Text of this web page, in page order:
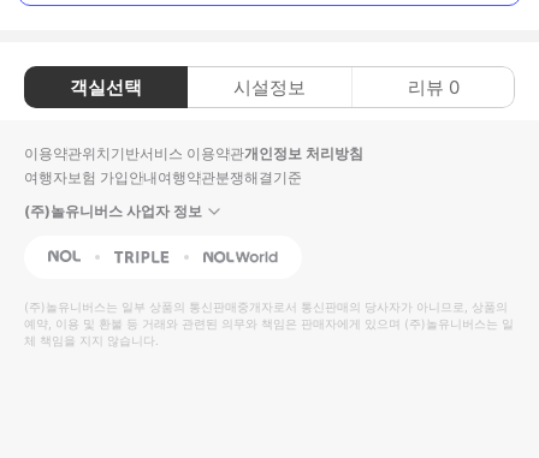
객실선택 시설정보 리뷰 0
이용약관위치기반서비스 이용약관개인정보 처리방침
여행자보험 가입안내여행약관분쟁해결기준
(주)놀유니버스 사업자 정보
NOL Triple Interpark Global
(주)놀유니버스는 일부 상품의 통신판매중개자로서 통신판매의 당사자가 아니므로, 상품의
예약, 이용 및 환불 등 거래와 관련된 의무와 책임은 판매자에게 있으며 (주)놀유니버스는 일
체 책임을 지지 않습니다.